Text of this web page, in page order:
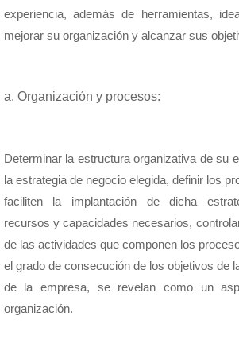
experiencia, además de herramientas,
mejorar su organización y alcanzar sus
a. Organización y procesos:
Determinar la estructura organizativa de su
la estrategia de negocio elegida, definir los
faciliten la implantación de dicha
recursos y capacidades necesarios,
de las actividades que componen los
el grado de consecución de los objetivos de
de la empresa, se revelan como un
organización.